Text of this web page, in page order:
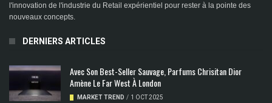
l'innovation de l'industrie du Retail expérientiel pour rester à la pointe des
nouveaux concepts.
DERNIERS ARTICLES
Avec Son Best-Seller Sauvage, Parfums Chrisitan Dior
Amène Le Far West À London
MARKET TREND / 1 OCT 2025